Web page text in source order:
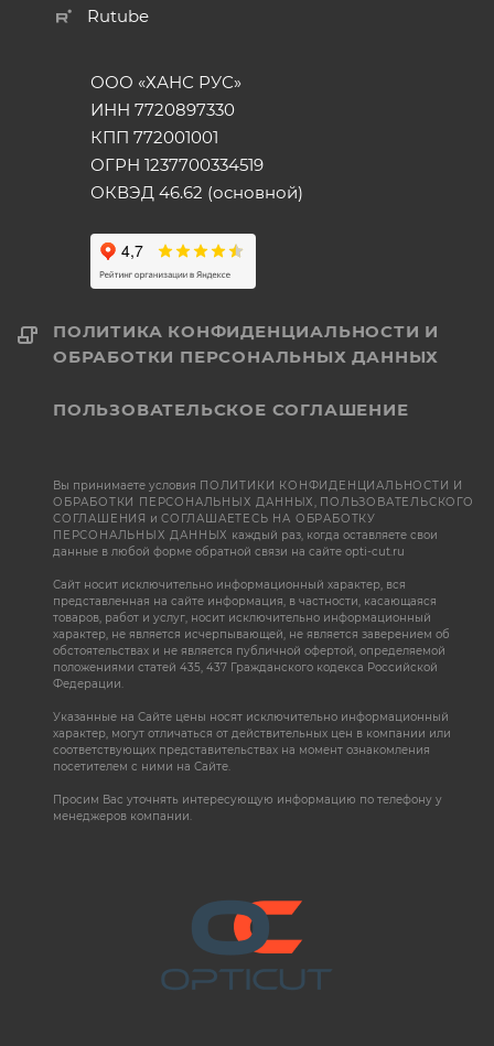
Rutube
ООО «ХАНС РУС»
ИНН 7720897330
КПП 772001001
ОГРН 1237700334519
ОКВЭД 46.62 (основной)
ПОЛИТИКА КОНФИДЕНЦИАЛЬНОСТИ И
ОБРАБОТКИ ПЕРСОНАЛЬНЫХ ДАННЫХ
ПОЛЬЗОВАТЕЛЬСКОЕ СОГЛАШЕНИЕ
Вы принимаете условия ПОЛИТИКИ КОНФИДЕНЦИАЛЬНОСТИ И
ОБРАБОТКИ ПЕРСОНАЛЬНЫХ ДАННЫХ, ПОЛЬЗОВАТЕЛЬСКОГО
СОГЛАШЕНИЯ иСОГЛАШАЕТЕСЬ НА ОБРАБОТКУ
ПЕРСОНАЛЬНЫХ ДАННЫХ каждый раз, когда оставляете свои
данные в любой форме обратной связи на сайте opti-cut.ru
Сайт носит исключительно информационный характер, вся
представленная на сайте информация, в частности, касающаяся
товаров, работ и услуг, носит исключительно информационный
характер, не является исчерпывающей, не является заверением об
обстоятельствах и не является публичной офертой, определяемой
положениями статей 435, 437 Гражданского кодекса Российской
Федерации.
Указанные на Сайте цены носят исключительно информационный
характер, могут отличаться от действительных цен в компании или
соответствующих представительствах на момент ознакомления
посетителем с ними на Сайте.
Просим Вас уточнять интересующую информацию по телефону у
менеджеров компании.